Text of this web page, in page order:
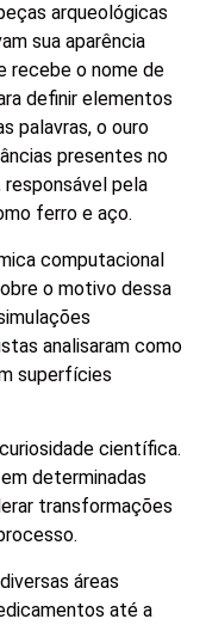
arqueológicas
sua aparência
recebe o nome de
definir elementos
palavras, o ouro
presentes no
pela
ferro e aço.
computacional
o motivo dessa
analisaram como
superfícies
científica.
determinadas
transformações
áreas
até a